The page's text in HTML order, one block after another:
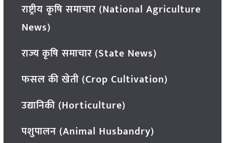
राष्ट्रीय कृषि समाचार (National Agriculture
News)
राज्य कृषि समाचार (State News)
फसल की खेती (Crop Cultivation)
उद्यानिकी (Horticulture)
पशुपालन (Animal Husbandry)